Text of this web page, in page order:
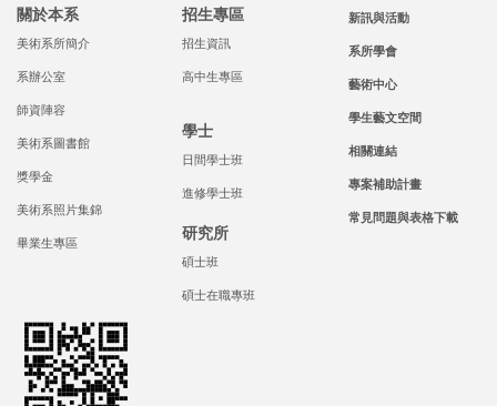
關於本系
美術系所簡介
系辦公室
師資陣容
美術系圖書館
獎學金
美術系照片集錦
畢業生專區
招生專區
招生資訊
高中生專區
學士
日間學士班
進修學士班
研究所
碩士班
碩士在職專班
新訊與活動
系所學會
藝術中心
學生藝文空間
相關連結
專案補助計畫
常見問題與表格下載